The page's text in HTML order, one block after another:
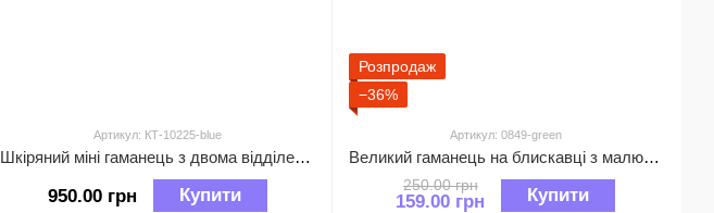
Артикул: КТ-10225-blue
Шкіряний міні гаманець з двома відділеннями на блискавці А03-КТ-10225 Синій
950.00 грн Купити
Розпродаж
−36%
Артикул: 0849-green
Великий гаманець на блискавці з малюнком принтом 0849 Зелений
250.00 грн
159.00 грн Купити